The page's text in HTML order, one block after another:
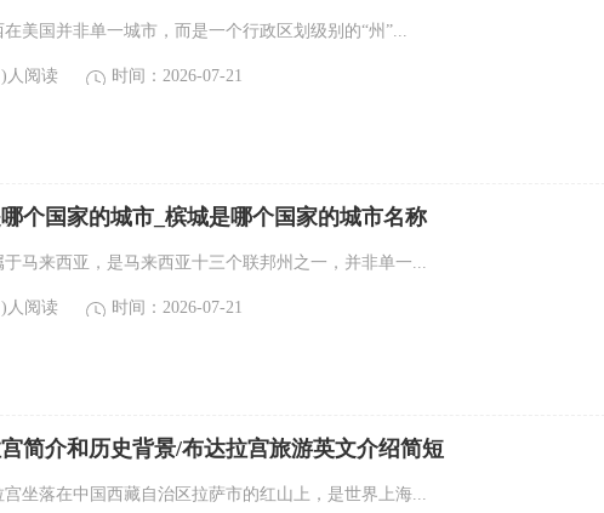
在美国并非单一城市，而是一个行政区划级别的“州”...
人阅读 时间：2026-07-21
个国家的城市_槟城是哪个国家的城市名称
于马来西亚，是马来西亚十三个联邦州之一，并非单一...
人阅读 时间：2026-07-21
简介和历史背景/布达拉宫旅游英文介绍简短
宫坐落在中国西藏自治区拉萨市的红山上，是世界上海...